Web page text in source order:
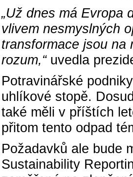
„Už dnes má Evropa
vlivem nesmyslných
transformace jsou
rozum,“ uvedla
Potravinářské
uhlíkové stopě.
také měli v příštích
přitom tento odpad
Požadavků ale bude
Sustainability